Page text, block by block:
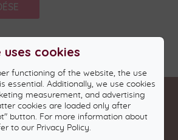
cookies
functioning of the website, the use
essential. Additionally, we use cookies
measurement, and advertising
cookies are loaded only after
button. For more information about
to our Privacy Policy.